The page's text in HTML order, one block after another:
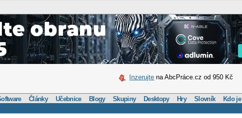
Inzerujte na AbcPráce.cz od 950 Kč
Články Učebnice Blogy Skupiny Desktopy Hry Slovník Kdo je